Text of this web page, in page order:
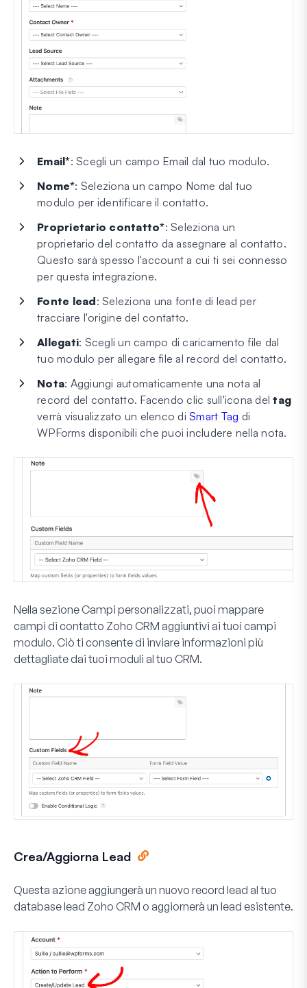
Email*: Scegli un campo Email dal tuo modulo.
Nome*: Seleziona un campo Nome dal tuo
modulo per identificare il contatto.
Proprietario contatto*: Seleziona un
proprietario del contatto da assegnare al contatto.
Questo sarà spesso l'account a cui ti sei connesso
per questa integrazione.
Fonte lead: Seleziona una fonte di lead per
tracciare l'origine del contatto.
Allegati: Scegli un campo di caricamento file dal
tuo modulo per allegare file al record del contatto.
Nota: Aggiungi automaticamente una nota al
record del contatto. Facendo clic sull'icona deltag
verrà visualizzato un elenco di Smart Tag di
WPForms disponibili che puoi includere nella nota.
Nella sezione Campi personalizzati, puoi mappare
campi di contatto Zoho CRM aggiuntivi ai tuoi campi
modulo. Ciò ti consente di inviare informazioni più
dettagliate dai tuoi moduli al tuo CRM.
Crea/Aggiorna Lead
Questa azione aggiungerà un nuovo record lead al tuo
database lead Zoho CRM o aggiornerà un lead esistente.